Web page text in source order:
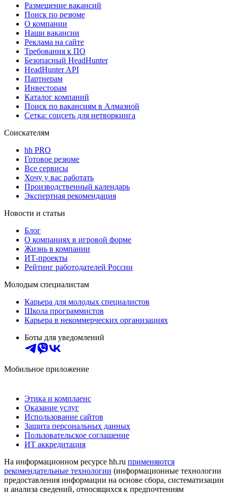
Размещение вакансий
Поиск по резюме
О компании
Наши вакансии
Реклама на сайте
Требования к ПО
Безопасный HeadHunter
HeadHunter API
Партнерам
Инвесторам
Каталог компаний
Поиск по вакансиям в Алмазной
Сетка: соцсеть для нетворкинга
Соискателям
hh PRO
Готовое резюме
Все сервисы
Хочу у вас работать
Производственный календарь
Экспертная рекомендация
Новости и статьи
Блог
О компаниях в игровой форме
Жизнь в компании
ИТ-проекты
Рейтинг работодателей России
Молодым специалистам
Карьера для молодых специалистов
Школа программистов
Карьера в некоммерческих организациях
Боты для уведомлений
Мобильное приложение
Этика и комплаенс
Оказание услуг
Использование сайтов
Защита персональных данных
Пользовательское соглашение
ИТ аккредитация
На информационном ресурсе hh.ru применяются
рекомендательные технологии (информационные технологии
предоставления информации на основе сбора, систематизации
и анализа сведений, относящихся к предпочтениям